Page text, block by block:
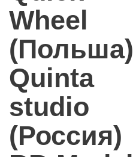
Wheel
(Польша)
Quinta
studio
(Россия)